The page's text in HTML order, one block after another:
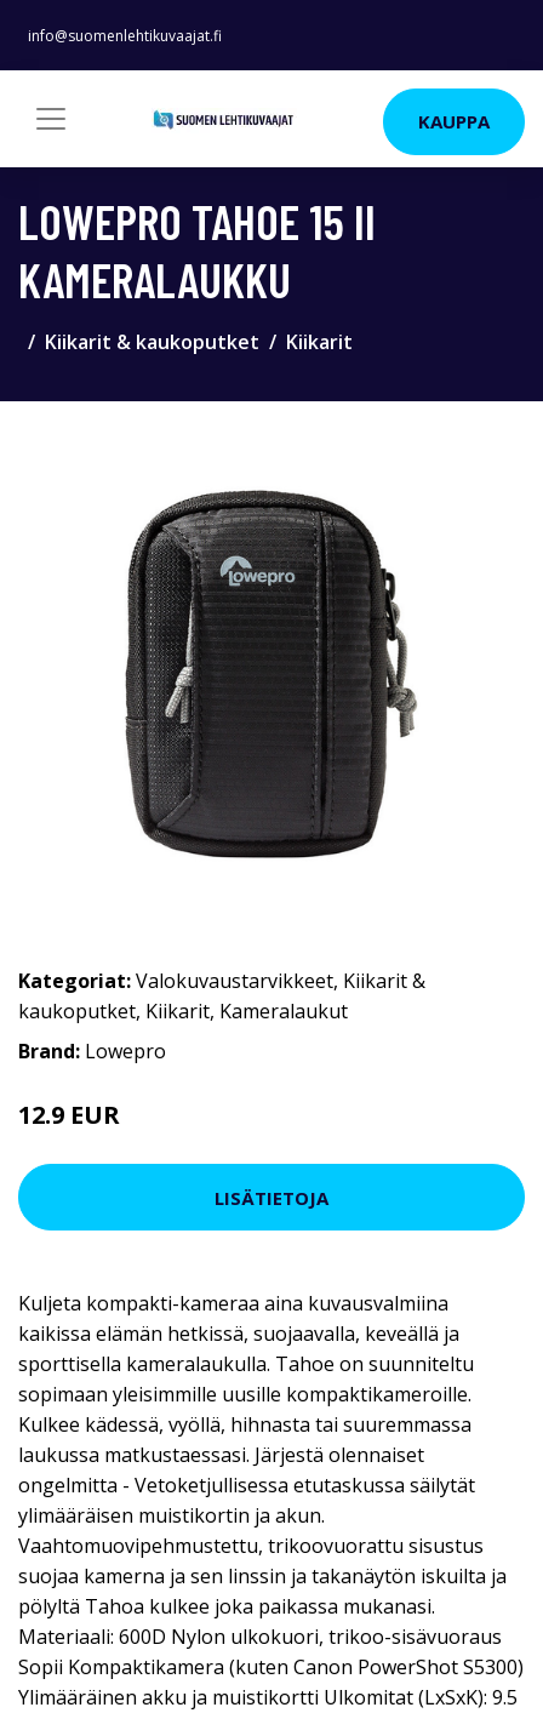
info@suomenlehtikuvaajat.fi
KAUPPA
LOWEPRO TAHOE 15 II
KAMERALAUKKU
Kiikarit & kaukoputket Kiikarit
Kategoriat:Valokuvaustarvikkeet, Kiikarit &
kaukoputket, Kiikarit, Kameralaukut
Brand: Lowepro
12.9 EUR
LISÄTIETOJA
Kuljeta kompakti-kameraa aina kuvausvalmiina
kaikissa elämän hetkissä, suojaavalla, keveällä ja
sporttisella kameralaukulla. Tahoe on suunniteltu
sopimaan yleisimmille uusille kompaktikameroille.
Kulkee kädessä, vyöllä, hihnasta tai suuremmassa
laukussa matkustaessasi. Järjestä olennaiset
ongelmitta - Vetoketjullisessa etutaskussa säilytät
ylimääräisen muistikortin ja akun.
Vaahtomuovipehmustettu, trikoovuorattu sisustus
suojaa kamerna ja sen linssin ja takanäytön iskuilta ja
pölyltä Tahoa kulkee joka paikassa mukanasi.
Materiaali: 600D Nylon ulkokuori, trikoo-sisävuoraus
Sopii Kompaktikamera (kuten Canon PowerShot S5300)
Ylimääräinen akku ja muistikortti Ulkomitat (LxSxK): 9.5